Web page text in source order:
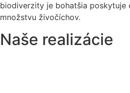
biodiverzity je bohatšia poskytuje
množstvu živočíchov.
Naše realizácie